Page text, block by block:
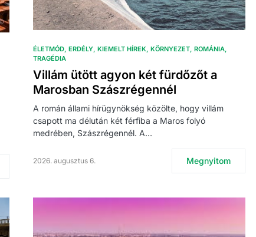
ÉLETMÓD ERDÉLY KIEMELT HÍREK KÖRNYEZET ROMÁNIA
TRAGÉDIA
Villám ütött agyon két fürdőzőt a
Marosban Szászrégennél
A román állami hírügynökség közölte, hogy villám
csapott ma délután két férfiba a Maros folyó
medrében, Szászrégennél. A…
2026. augusztus 6. Megnyitom